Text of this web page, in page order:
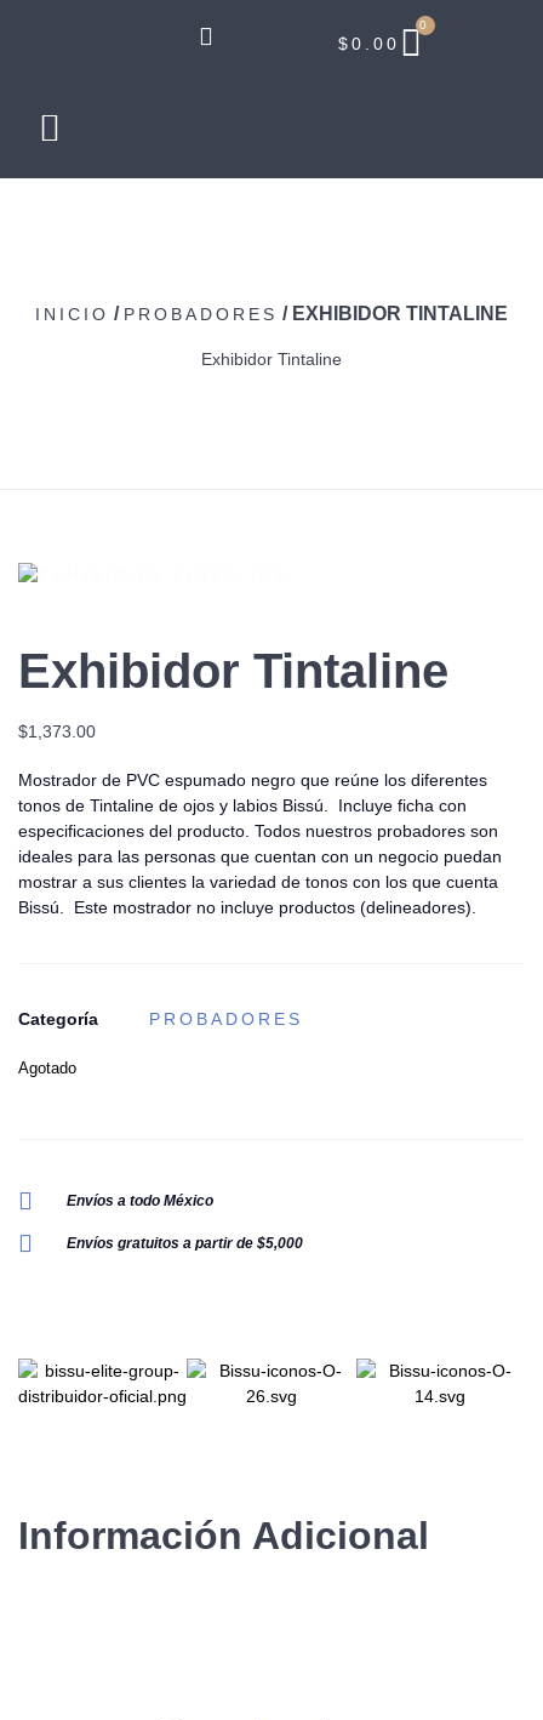
$0.00
0
INICIO / PROBADORES / EXHIBIDOR TINTALINE
Exhibidor Tintaline
Exhibidor Tintaline
$1,373.00
Mostrador de PVC espumado negro que reúne los diferentes
tonos de Tintaline de ojos y labios Bissú. Incluye ficha con
especificaciones del producto. Todos nuestros probadores son
ideales para las personas que cuentan con un negocio puedan
mostrar a sus clientes la variedad de tonos con los que cuenta
Bissú. Este mostrador no incluye productos (delineadores).
Categoría PROBADORES
Agotado
Envíos a todo México
Envíos gratuitos a partir de $5,000
Información Adicional